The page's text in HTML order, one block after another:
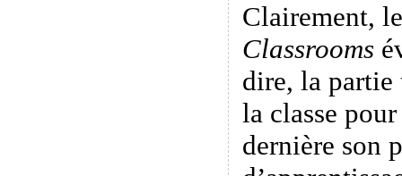
Clairement,
Classrooms
dire, la partie
la classe
dernière son